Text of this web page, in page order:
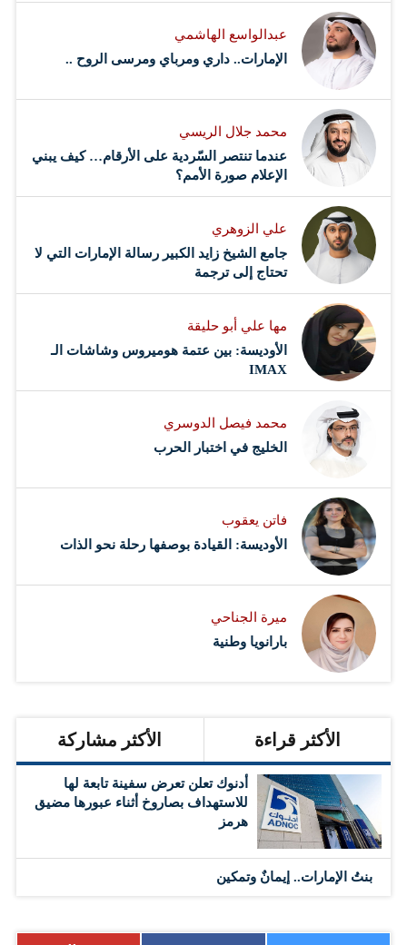
عبدالواسع الهاشمي
الإمارات.. داري ومرباي ومرسى الروح ..
محمد جلال الريسي
عندما تنتصر السّردية على الأرقام… كيف يبني
الإعلام صورة الأمم؟
علي الزوهري
جامع الشيخ زايد الكبير رسالة الإمارات التي لا
تحتاج إلى ترجمة
مها علي أبو حليقة
الأوديسة: بين عتمة هوميروس وشاشات الـ
IMAX
محمد فيصل الدوسري ​
‏الخليج في اختبار الحرب
فاتن يعقوب
الأوديسة: القيادة بوصفها رحلة نحو الذات
ميرة الجناحي
بارانويا وطنية
الأكثر قراءة الأكثر مشاركة
أدنوك تعلن تعرض سفينة تابعة لها
للاستهداف بصاروخ أثناء عبورها مضيق
هرمز
بنتُ الإمارات.. إيمانٌ وتمكين